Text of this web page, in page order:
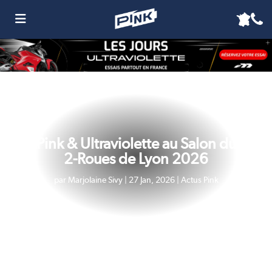
Pink & Ultraviolette au Salon du
2-Roues de Lyon 2026
par Marjolaine Sivy| 27 Jan, 2026| Actus Pink